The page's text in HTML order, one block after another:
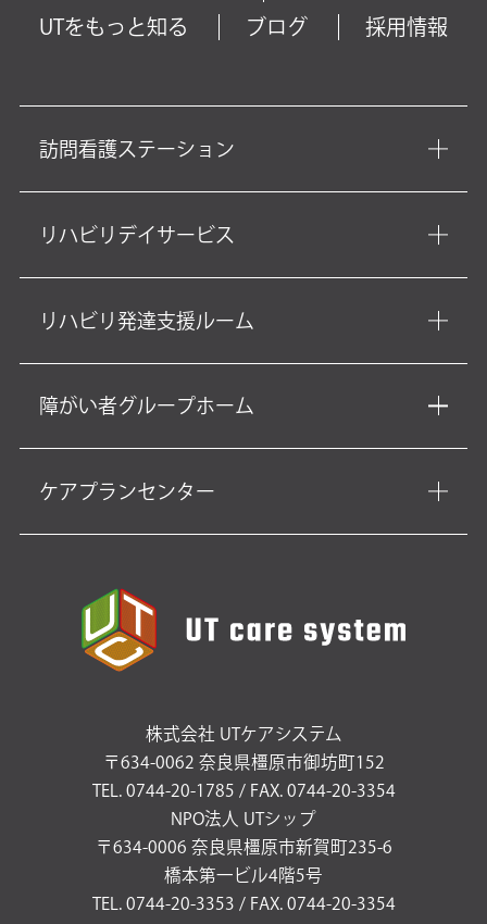
UTをもっと知る
ブログ 採用情報
訪問看護ステーション
リハビリデイサービス
リハビリ発達支援ルーム
障がい者グループホーム
ケアプランセンター
株式会社 UTケアシステム
〒634-0062 奈良県橿原市御坊町152
TEL. 0744-20-1785 / FAX. 0744-20-3354
NPO法人 UTシップ
〒634-0006 奈良県橿原市新賀町235-6
橋本第一ビル4階5号
TEL. 0744-20-3353 / FAX. 0744-20-3354